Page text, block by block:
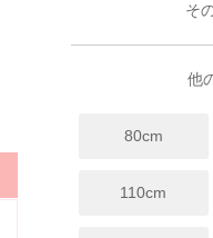
そ
他
80cm
110cm